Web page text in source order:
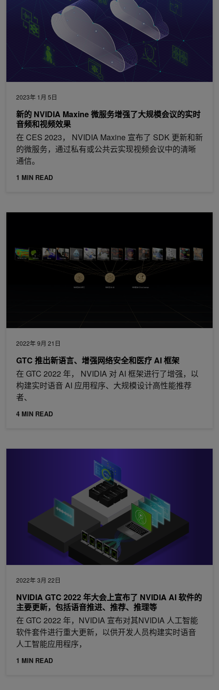
2023年 1月 5日
新的 NVIDIA Maxine 微服务增强了大规模会议的实时
音频和视频效果
在 CES 2023， NVIDIA Maxine 宣布了 SDK 更新和新
的微服务，通过私有或公共云实现视频会议中的清晰
通信。
1 MIN READ
2022年 9月 21日
GTC 推出新语言、增强网络安全和医疗 AI 框架
在 GTC 2022 年， NVIDIA 对 AI 框架进行了增强，以
构建实时语音 AI 应用程序、大规模设计高性能推荐
者、
4 MIN READ
2022年 3月 22日
NVIDIA GTC 2022 年大会上宣布了 NVIDIA AI 软件的
主要更新，包括语音推进、推荐、推理等
在 GTC 2022 年，NVIDIA 宣布对其NVIDIA 人工智能
软件套件进行重大更新，以供开发人员构建实时语音
人工智能应用程序，
1 MIN READ